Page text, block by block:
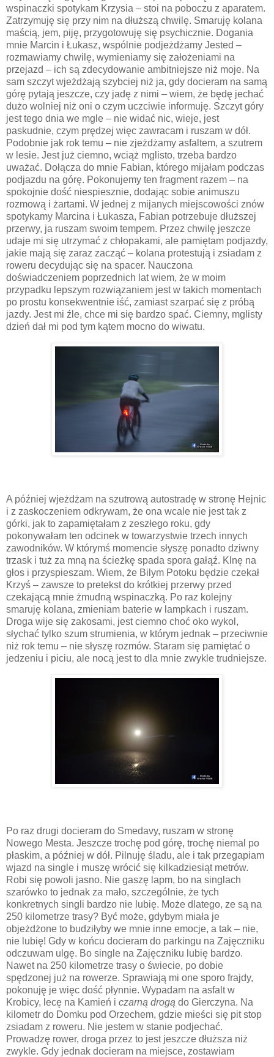
wspinaczki spotykam Krzysia – stoi na poboczu z aparatem.
Zatrzymuję się przy nim na dłuższą chwilę. Smaruję kolana
maścią, jem, piję, przygotowuję się psychicznie. Dogania
mnie Marcin i Łukasz, wspólnie podjeżdżamy Jested –
rozmawiamy chwilę, wymieniamy się założeniami na
przejazd – ich są zdecydowanie ambitniejsze niż moje. Na
sam szczyt wjeżdżają szybciej niż ja, gdy docieram na samą
górę pytają jeszcze, czy jadę z nimi – wiem, że będę jechać
dużo wolniej niż oni o czym uczciwie informuję. Szczyt góry
jest tego dnia we mgle – nie widać nic, wieje, jest
paskudnie, czym prędzej więc zawracam i ruszam w dół.
Podobnie jak rok temu – nie zjeżdżamy asfaltem, a szutrem
w lesie. Jest już ciemno, wciąż mglisto, trzeba bardzo
uważać. Dołącza do mnie Fabian, którego mijałam podczas
podjazdu na górę. Pokonujemy ten fragment razem – na
spokojnie dość niespiesznie, dodając sobie animuszu
rozmową i żartami. W jednej z mijanych miejscowości znów
spotykamy Marcina i Łukasza, Fabian potrzebuje dłuższej
przerwy, ja ruszam swoim tempem. Przez chwilę jeszcze
udaje mi się utrzymać z chłopakami, ale pamiętam podjazdy,
jakie mają się zaraz zacząć – kolana protestują i zsiadam z
roweru decydując się na spacer. Nauczona
doświadczeniem poprzednich lat wiem, że w moim
przypadku lepszym rozwiązaniem jest w takich momentach
po prostu konsekwentnie iść, zamiast szarpać się z próbą
jazdy. Jest mi źle, chce mi się bardzo spać. Ciemny, mglisty
dzień dał mi pod tym kątem mocno do wiwatu.
A później wjeżdżam na szutrową autostradę w stronę Hejnic
i z zaskoczeniem odkrywam, że ona wcale nie jest tak z
górki, jak to zapamiętałam z zeszłego roku, gdy
pokonywałam ten odcinek w towarzystwie trzech innych
zawodników. W którymś momencie słyszę ponadto dziwny
trzask i tuż za mną na ścieżkę spada spora gałąź. Klnę na
głos i przyspieszam. Wiem, że Bilym Potoku będzie czekał
Krzyś – zawsze to pretekst do krótkiej przerwy przed
czekającą mnie żmudną wspinaczką. Po raz kolejny
smaruję kolana, zmieniam baterie w lampkach i ruszam.
Droga wije się zakosami, jest ciemno choć oko wykol,
słychać tylko szum strumienia, w którym jednak – przeciwnie
niż rok temu – nie słyszę rozmów. Staram się pamiętać o
jedzeniu i piciu, ale nocą jest to dla mnie zwykle trudniejsze.
Po raz drugi docieram do Smedavy, ruszam w stronę
Nowego Mesta. Jeszcze trochę pod górę, trochę niemal po
płaskim, a później w dół. Pilnuję śladu, ale i tak przegapiam
wjazd na single i muszę wrócić się kilkadziesiąt metrów.
Robi się powoli jasno. Nie gaszę lapm, bo na singlach
szarówko to jednak za mało, szczególnie, że tych
konkretnych singli bardzo nie lubię. Może dlatego, ze są na
250 kilometrze trasy? Być może, gdybym miała je
objeżdżone to budziłyby we mnie inne emocje, a tak – nie,
nie lubię! Gdy w końcu docieram do parkingu na Zajęczniku
odczuwam ulgę. Bo single na Zajęczniku lubię bardzo.
Nawet na 250 kilometrze trasy o świecie, po dobie
spędzonej już na rowerze. Sprawiają mi one sporo frajdy,
pokonuję je więc dość płynnie. Wypadam na asfalt w
Krobicy, lecę na Kamień i czarną drogą do Gierczyna. Na
kilometr do Domku pod Orzechem, gdzie mieści się pit stop
zsiadam z roweru. Nie jestem w stanie podjechać.
Prowadzę rower, droga przez to jest jeszcze dłuższa niż
zwykle. Gdy jednak docieram na miejsce, zostawiam